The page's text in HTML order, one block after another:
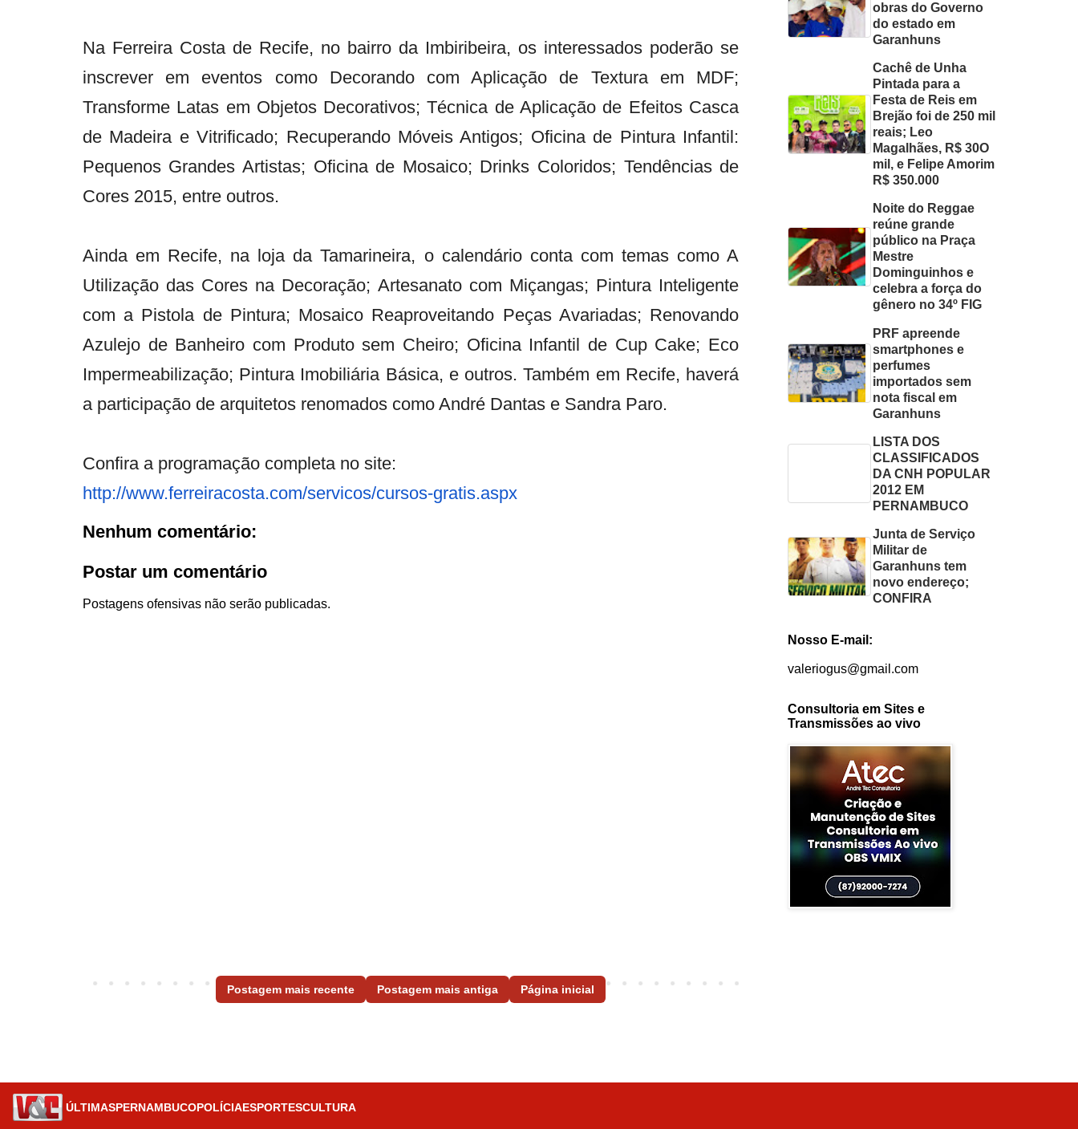
Na Ferreira Costa de Recife, no bairro da Imbiribeira, os interessados poderão se
inscrever em eventos como Decorando com Aplicação de Textura em MDF;
Transforme Latas em Objetos Decorativos; Técnica de Aplicação de Efeitos Casca
de Madeira e Vitrificado; Recuperando Móveis Antigos; Oficina de Pintura Infantil:
Pequenos Grandes Artistas; Oficina de Mosaico; Drinks Coloridos; Tendências de
Cores 2015, entre outros.
Ainda em Recife, na loja da Tamarineira, o calendário conta com temas como A
Utilização das Cores na Decoração; Artesanato com Miçangas; Pintura Inteligente
com a Pistola de Pintura; Mosaico Reaproveitando Peças Avariadas; Renovando
Azulejo de Banheiro com Produto sem Cheiro; Oficina Infantil de Cup Cake; Eco
Impermeabilização; Pintura Imobiliária Básica, e outros. Também em Recife, haverá
a participação de arquitetos renomados como André Dantas e Sandra Paro.
Confira a programação completa no site:
http://www.ferreiracosta.com/servicos/cursos-gratis.aspx
Nenhum comentário:
Postar um comentário
Postagens ofensivas não serão publicadas.
Postagem mais recente Postagem mais antiga Página inicial
obras do Governo
do estado em
Garanhuns
Cachê de Unha
Pintada para a
Festa de Reis em
Brejão foi de 250 mil
reais; Leo
Magalhães, R$ 30O
mil, e Felipe Amorim
R$ 350.000
Noite do Reggae
reúne grande
público na Praça
Mestre
Dominguinhos e
celebra a força do
gênero no 34º FIG
PRF apreende
smartphones e
perfumes
importados sem
nota fiscal em
Garanhuns
LISTA DOS
CLASSIFICADOS
DA CNH POPULAR
2012 EM
PERNAMBUCO
Junta de Serviço
Militar de
Garanhuns tem
novo endereço;
CONFIRA
Nosso E-mail:
valeriogus@gmail.com
Consultoria em Sites e
Transmissões ao vivo
ÚLTIMASPERNAMBUCOPOLÍCIAESPORTESCULTURA